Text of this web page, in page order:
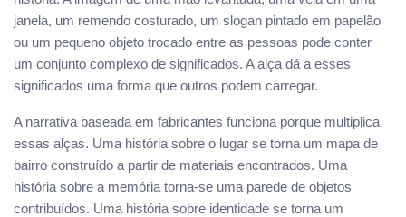
janela, um remendo costurado, um slogan pintado em papelão
ou um pequeno objeto trocado entre as pessoas pode conter
um conjunto complexo de significados. A alça dá a esses
significados uma forma que outros podem carregar.
A narrativa baseada em fabricantes funciona porque multiplica
essas alças. Uma história sobre o lugar se torna um mapa de
bairro construído a partir de materiais encontrados. Uma
história sobre a memória torna-se uma parede de objetos
contribuídos. Uma história sobre identidade se torna um